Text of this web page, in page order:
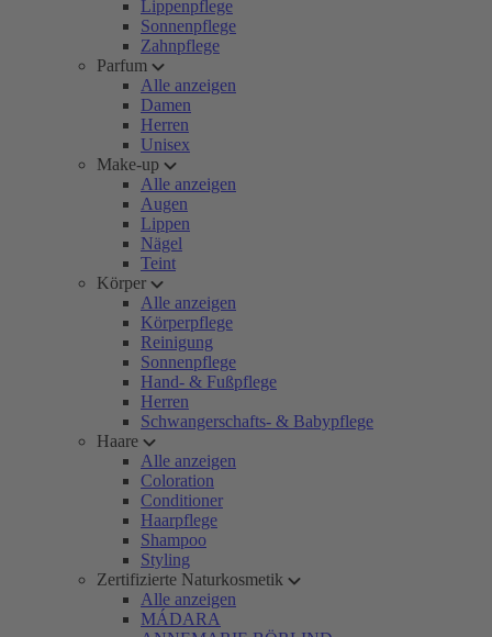
Lippenpflege
Sonnenpflege
Zahnpflege
Parfum
Alle anzeigen
Damen
Herren
Unisex
Make-up
Alle anzeigen
Augen
Lippen
Nägel
Teint
Körper
Alle anzeigen
Körperpflege
Reinigung
Sonnenpflege
Hand- & Fußpflege
Herren
Schwangerschafts- & Babypflege
Haare
Alle anzeigen
Coloration
Conditioner
Haarpflege
Shampoo
Styling
Zertifizierte Naturkosmetik
Alle anzeigen
MÁDARA